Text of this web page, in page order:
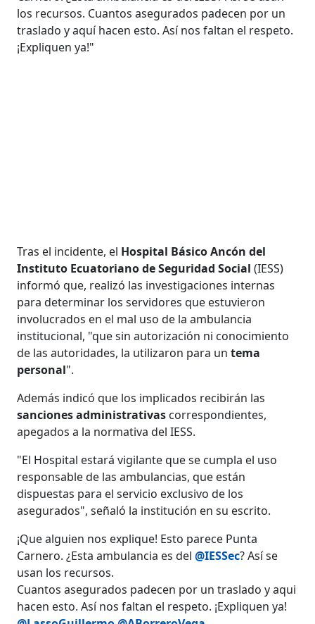
los recursos. Cuantos asegurados padecen por un
traslado y aquí hacen esto. Así nos faltan el respeto.
¡Expliquen ya!"
Tras el incidente, el Hospital Básico Ancón del
Instituto Ecuatoriano de Seguridad Social (IESS)
informó que, realizó las investigaciones internas
para determinar los servidores que estuvieron
involucrados en el mal uso de la ambulancia
institucional, "que sin autorización ni conocimiento
de las autoridades, la utilizaron para un tema
personal".
Además indicó que los implicados recibirán las
sanciones administrativas correspondientes,
apegados a la normativa del IESS.
"El Hospital estará vigilante que se cumpla el uso
responsable de las ambulancias, que están
dispuestas para el servicio exclusivo de los
asegurados", señaló la institución en su escrito.
¡Que alguien nos explique! Esto parece Punta
Carnero. ¿Esta ambulancia es del@IESSec? Así se
usan los recursos.
Cuantos asegurados padecen por un traslado y aqui
hacen esto. Así nos faltan el respeto. ¡Expliquen ya!